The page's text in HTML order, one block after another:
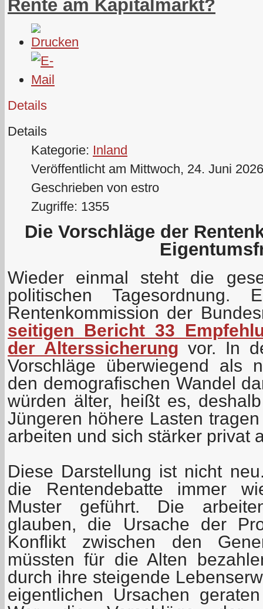
Rente am Kapitalmarkt?
Details
Details
Kategorie: Inland
Veröffentlicht am Mittwoch, 24. Juni
Geschrieben von estro
Zugriffe: 1355
Die Vorschläge der
Wieder einmal steht die
politischen
Rentenkommission der
seitigen Bericht 33
der Alterssicherung vor. In
Vorschläge überwiegend als
den demografischen Wandel
würden älter, heißt es,
Jüngeren höhere Lasten
arbeiten und sich stärker privat
Diese Darstellung ist nicht
die Rentendebatte immer
Muster geführt. Die
glauben, die Ursache der
Konflikt zwischen den
müssten für die Alten
durch ihre steigende
eigentlichen Ursachen